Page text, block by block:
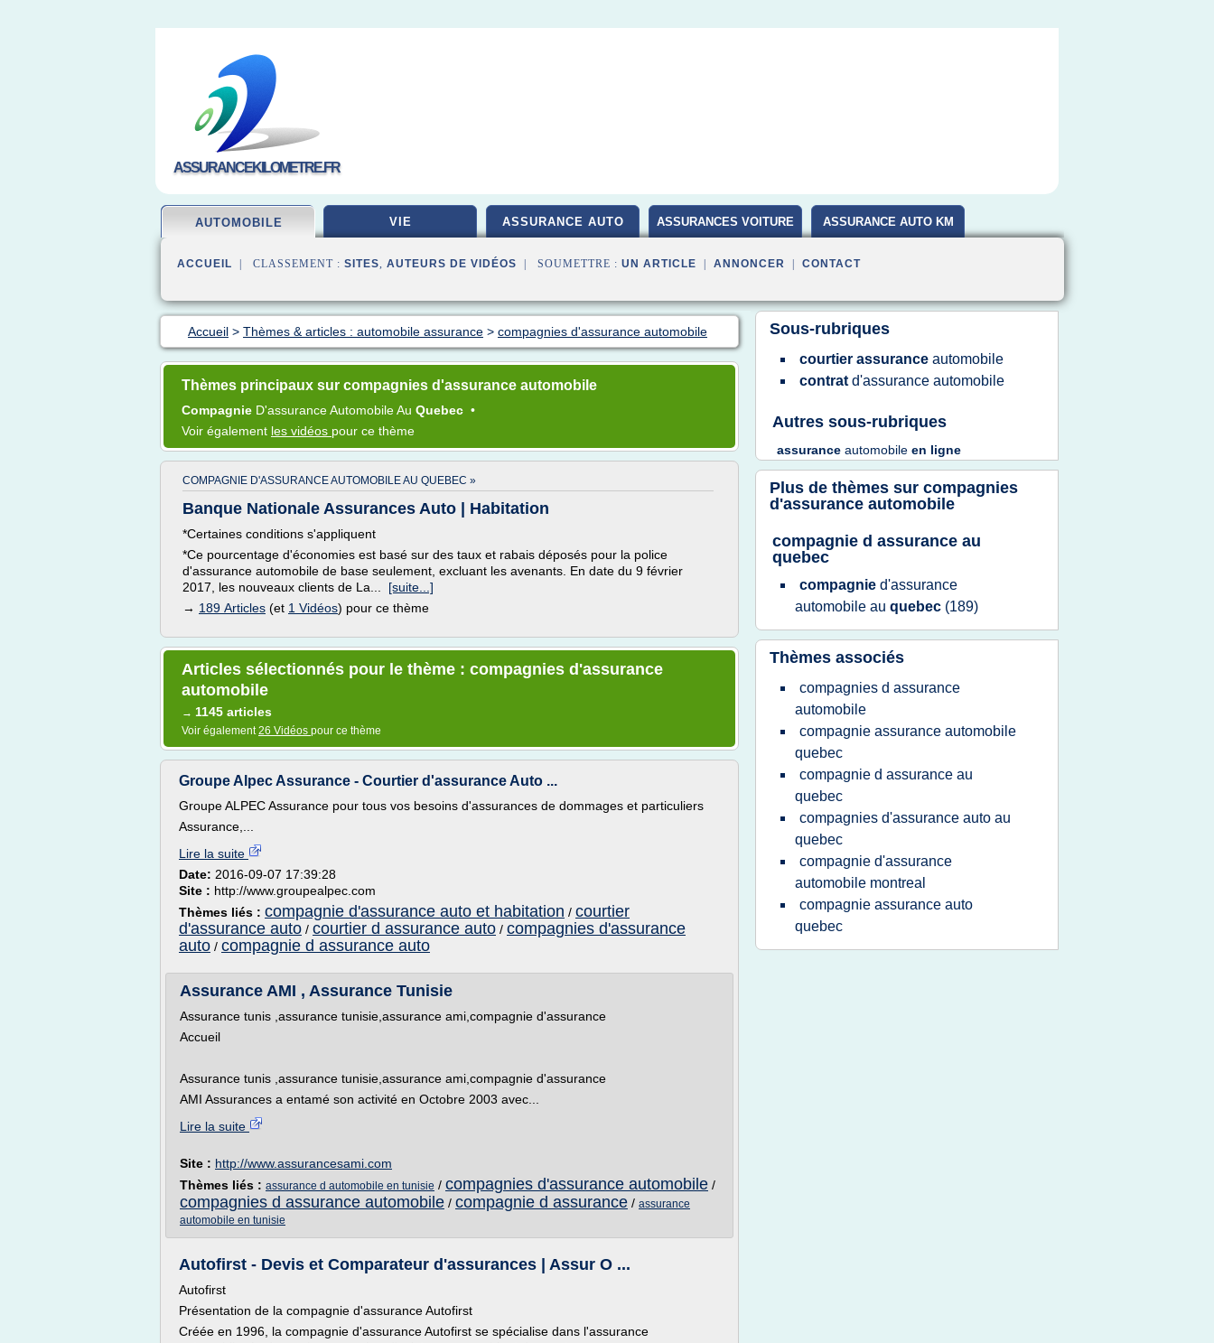
ASSURANCEKILOMETRE.FR
AUTOMOBILE VIE ASSURANCE AUTO ASSURANCES VOITURE ASSURANCE AUTO KM
ACCUEIL | CLASSEMENT : SITES, AUTEURS DE VIDÉOS | SOUMETTRE : UN ARTICLE ANNONCER CONTACT
Accueil > Thèmes & articles : automobile assurance > compagnies d'assurance automobile
Thèmes principaux sur compagnies d'assurance automobile
Compagnie D'assurance AutomobileAu Quebec •
Voir également les vidéos pour ce thème
COMPAGNIE D'ASSURANCE AUTOMOBILE AU QUEBEC »
Banque Nationale Assurances Auto | Habitation
*Certaines conditions s'appliquent
*Ce pourcentage d'économies est basé sur des taux et rabais déposés pour la police
d'assurance automobile de base seulement, excluant les avenants. En date du 9 février
2017, les nouveaux clients de La... [suite...]
→ 189 Articles (et 1 Vidéos) pour ce thème
Articles sélectionnés pour le thème : compagnies d'assurance
automobile
→ 1145 articles
Voir également26 Vidéos pour ce thème
Groupe Alpec Assurance - Courtier d'assurance Auto ...
Groupe ALPEC Assurance pour tous vos besoins d'assurances de dommages et particuliers
Assurance,...
Lire la suite
Date: 2016-09-07 17:39:28
Site : http://www.groupealpec.com
Thèmes liés : compagnie d'assurance auto et habitation / courtier
d'assurance auto / courtier d assurance auto / compagnies d'assurance
auto / compagnie d assurance auto
Assurance AMI , Assurance Tunisie
Assurance tunis ,assurance tunisie,assurance ami,compagnie d'assurance
Accueil
Assurance tunis ,assurance tunisie,assurance ami,compagnie d'assurance
AMI Assurances a entamé son activité en Octobre 2003 avec...
Lire la suite
Site : http://www.assurancesami.com
Thèmes liés : assurance d automobile en tunisie / compagnies d'assurance automobile /
compagnies d assurance automobile / compagnie d assurance / assurance
automobile en tunisie
Autofirst - Devis et Comparateur d'assurances | Assur O ...
Autofirst
Présentation de la compagnie d'assurance Autofirst
Créée en 1996, la compagnie d'assurance Autofirst se spécialise dans l'assurance
Sous-rubriques
courtier assurance automobile
contrat d'assurance automobile
Autres sous-rubriques
assurance automobile en ligne
Plus de thèmes sur compagnies
d'assurance automobile
compagnie d assurance au
quebec
compagnie d'assurance
automobile au quebec (189)
Thèmes associés
compagnies d assurance
automobile
compagnie assurance automobile
quebec
compagnie d assurance au
quebec
compagnies d'assurance auto au
quebec
compagnie d'assurance
automobile montreal
compagnie assurance auto
quebec